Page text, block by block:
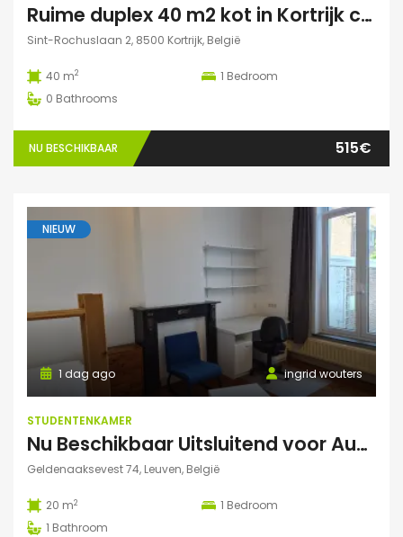
Ruime duplex 40 m2 kot in Kortrijk centraal gelegen.
Sint-Rochuslaan 2, 8500 Kortrijk, België
40 m2 1 Bedroom
0 Bathrooms
NU BESCHIKBAAR 515€
NIEUW
ingrid wouters
1 dag ago
STUDENTENKAMER
Nu Beschikbaar Uitsluitend voor Augustus 2026 in Leuven
Geldenaaksevest 74, Leuven, België
20 m2 1 Bedroom
1 Bathroom